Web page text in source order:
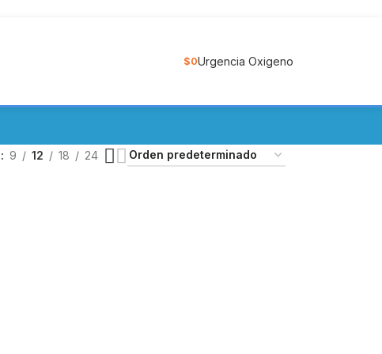
$0Urgencia Oxigeno
9 12 18 24